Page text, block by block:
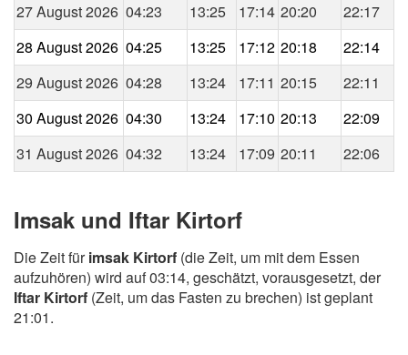
27 August 2026 04:23 13:25 17:14 20:20
22:17
28 August 2026 04:25 13:25 17:12 20:18
22:14
29 August 2026 04:28 13:24 17:11 20:15
22:11
30 August 2026 04:30 13:24 17:10 20:13
22:09
31 August 2026 04:32 13:24 17:09 20:11 22:06
Imsak und Iftar Kirtorf
Die Zeit fürimsak Kirtorf (die Zeit, um mit dem Essen
aufzuhören) wird auf 03:14, geschätzt, vorausgesetzt, der
Iftar Kirtorf (Zeit, um das Fasten zu brechen) ist geplant
21:01.